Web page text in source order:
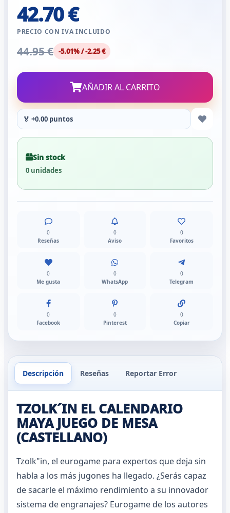
42.70 €
PRECIO CON IVA INCLUIDO
44.95 € -5.01% / -2.25 €
AÑADIR AL CARRITO
🏅 +0.00 puntos
Sin stock
0 unidades
0
Reseñas
0
Aviso
0
Favoritos
0
Me gusta
0
WhatsApp
0
Telegram
0
Facebook
0
Pinterest
0
Copiar
Descripción Reseñas Reportar Error
TZOLK´IN EL CALENDARIO
MAYA JUEGO DE MESA
(CASTELLANO)
Tzolk"in, el eurogame para expertos que deja sin
habla a los más jugones ha llegado. ¿Serás capaz
de sacarle el máximo rendimiento a su innovador
sistema de engranajes? Eurogame de los autores